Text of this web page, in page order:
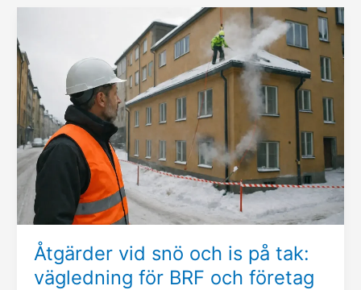
Åtgärder vid snö och is på tak:
vägledning för BRF och företag
is
på
tak:
vägledning
för
BRF
och
företag